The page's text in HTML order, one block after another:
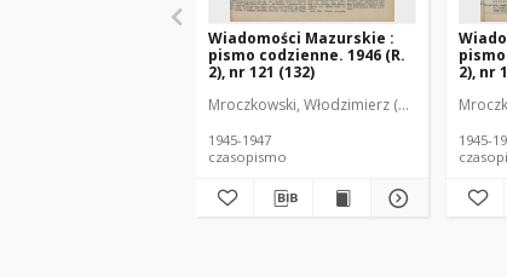
Wiadomości Mazurskie :
pismo codzienne. 1946 (R.
2), nr 121 (132)
Mroczkowski, Włodzimierz (1902-1971).
1945-1947
czasopismo
2), nr
1945-